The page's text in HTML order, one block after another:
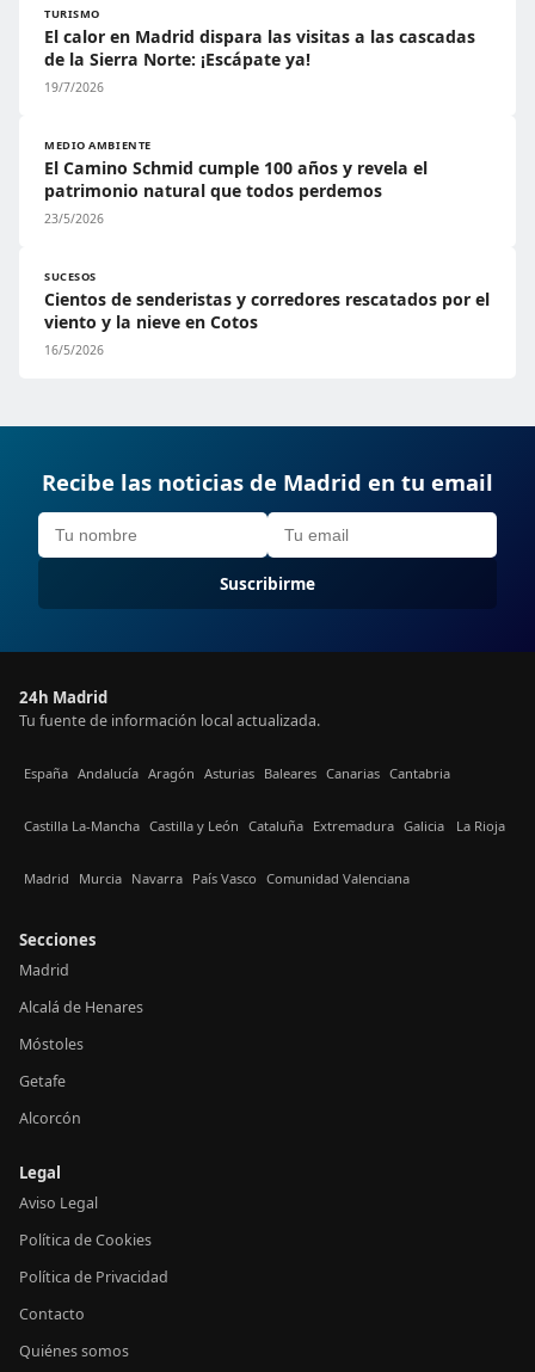
TURISMO
El calor en Madrid dispara las visitas a las cascadas
de la Sierra Norte: ¡Escápate ya!
19/7/2026
MEDIO AMBIENTE
El Camino Schmid cumple 100 años y revela el
patrimonio natural que todos perdemos
23/5/2026
SUCESOS
Cientos de senderistas y corredores rescatados por el
viento y la nieve en Cotos
16/5/2026
Recibe las noticias de Madrid en tu email
Suscribirme
24h Madrid
Tu fuente de información local actualizada.
España Andalucía Aragón Asturias Baleares Canarias Cantabria
Castilla La-Mancha Castilla y León Cataluña Extremadura Galicia La Rioja
Madrid Murcia Navarra País Vasco Comunidad Valenciana
Secciones
Madrid
Alcalá de Henares
Móstoles
Getafe
Alcorcón
Legal
Aviso Legal
Política de Cookies
Política de Privacidad
Contacto
Quiénes somos